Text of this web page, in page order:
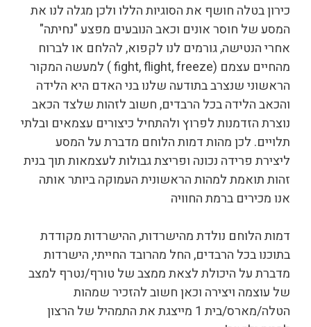
כירון בטלה חושף את הסוגיות הללו ולכן מגלה לנו את
המסע של חוסר אונים וכאב הנובעים מפצע "נחיתה"
אחרי הנטישה, גורמים לנו לקפוא, להלחם או לברוח
מהחיים עצמם (fight, flight, freeze ) למעשה המקור
הראשוני שנצרב בתודעה שלנו בני האדם היא הלידה
והכאב הלידה בכל הרבדים, חשוב לזהות שלצד הכאב
נוצרת הזדמנות לפרוץ ולהתחיל כיצורים עצמאים ובלתי
תלויים. לכן מהות דמות הלוחם מדברת על המסע
ליצירת פרידה נכונה ופריצת גבולות לעצמאות תוך בנית
זהות תואמת למהות הראשונית העמוקה ביותר אותה
אנו מכירים ברמת החוויה
דמות הלוחם נולדת מהישרדות, ההישרדות מקודדת
בתוכנו בכל הרבדים, החל מהרובד החייתי, הישרדות
מדברת על היכולת לצאת ממצב של טורף/נטרף למצב
של עוצמה ויצירה וכאן חשוב להזכיר שמהות
הטלה/מארס/בית 1 מייצגת את התמהיל של הרצון